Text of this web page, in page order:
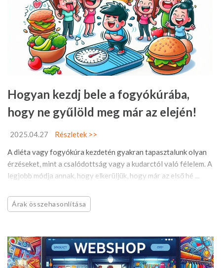
Hogyan kezdj bele a fogyókúrába,
hogy ne gyűlöld meg már az elején!
2025.04.27
Részletek >>
A diéta vagy fogyókúra kezdetén gyakran tapasztalunk olyan
érzéseket, mint a csalódottság vagy a kudarctól való félelem. A
legjobb módja annak, hogy elkerüljük, hogy már az első hé ...
Árak összehasonlítása